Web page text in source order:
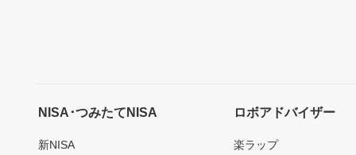
NISA･つみたてNISA
新NISA
ロボアドバイザー
楽ラップ